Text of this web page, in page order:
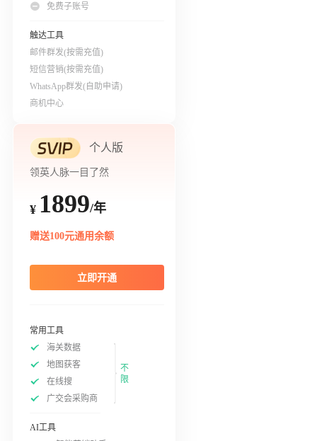
免费子账号
触达工具
邮件群发(按需充值)
短信营销(按需充值)
WhatsApp群发(自助申请)
商机中心
个人版
领英人脉一目了然
¥ 1899/年
赠送100元通用余额
立即开通
常用工具
海关数据
地图获客
在线搜
广交会采购商
不
限
AI工具